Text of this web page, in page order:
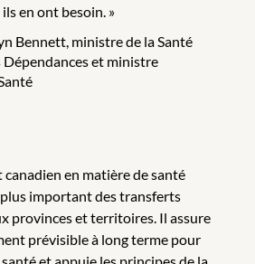
en ont besoin. »
Bennett, ministre de la Santé
Dépendances et ministre
canadien en matière de santé
plus important des transferts
provinces et territoires. Il assure
prévisible à long terme pour